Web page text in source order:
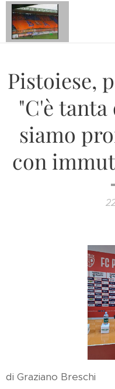
Pistoiese,
"C'è
siamo
con
di Graziano Breschi